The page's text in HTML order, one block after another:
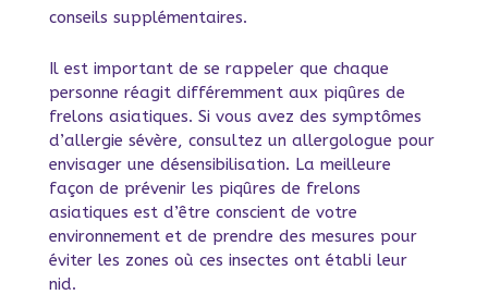
conseils supplémentaires.
Il est important de se rappeler que chaque
personne réagit différemment aux piqûres de
frelons asiatiques. Si vous avez des symptômes
d’allergie sévère, consultez un allergologue pour
envisager une désensibilisation. La meilleure
façon de prévenir les piqûres de frelons
asiatiques est d’être conscient de votre
environnement et de prendre des mesures pour
éviter les zones où ces insectes ont établi leur
nid.